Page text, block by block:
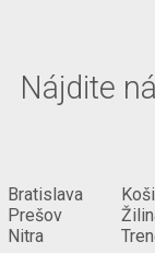
Nájdite
Bratislava
Prešov
Nitra